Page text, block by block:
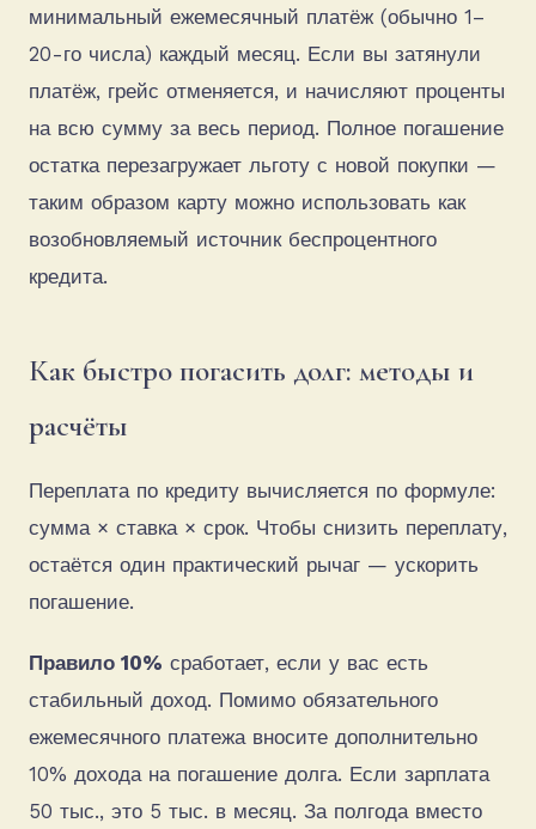
минимальный ежемесячный платёж (обычно 1–
20-го числа) каждый месяц. Если вы затянули
платёж, грейс отменяется, и начисляют проценты
на всю сумму за весь период. Полное погашение
остатка перезагружает льготу с новой покупки —
таким образом карту можно использовать как
возобновляемый источник беспроцентного
кредита.
Как быстро погасить долг: методы и
расчёты
Переплата по кредиту вычисляется по формуле:
сумма × ставка × срок. Чтобы снизить переплату,
остаётся один практический рычаг — ускорить
погашение.
Правило 10% сработает, если у вас есть
стабильный доход. Помимо обязательного
ежемесячного платежа вносите дополнительно
10% дохода на погашение долга. Если зарплата
50 тыс., это 5 тыс. в месяц. За полгода вместо